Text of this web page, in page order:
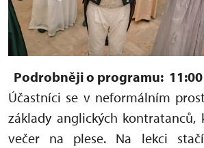
Podrobněji o programu:
Účastníci se v neformálním
základy anglických kontratanců,
večer na plese. Na lekci